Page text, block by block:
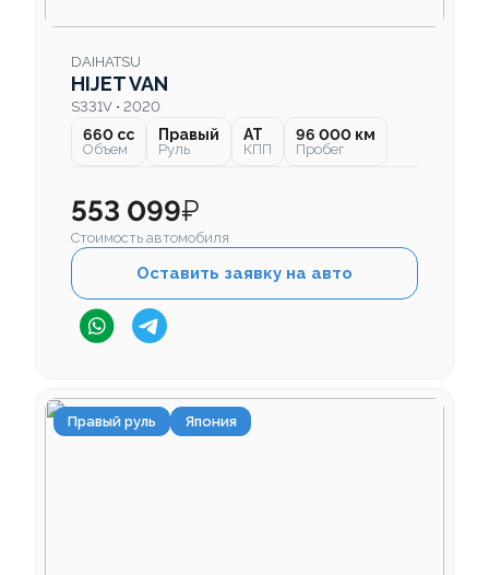
DAIHATSU
HIJET VAN
S331V • 2020
660 cc
Объем
Правый
Руль
AT
КПП
96 000 км
Пробег
553 099₽
Стоимость автомобиля
Оставить заявку на авто
Правый руль Япония